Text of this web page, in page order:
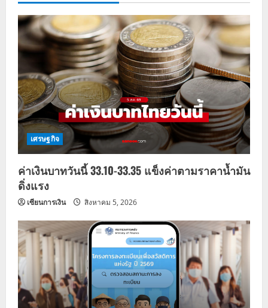
เศรษฐกิจ
ค่าเงินบาทวันนี้ 33.10-33.35 แข็งค่าตามราคาน้ำมัน
ดิ่งแรง
เซียนการเงิน สิงหาคม 5, 2026